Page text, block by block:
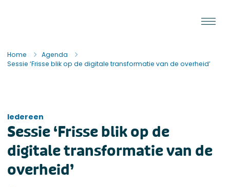
Home
Agenda
Sessie ‘Frisse blik op de digitale transformatie van de overheid’
Iedereen
Sessie ‘Frisse blik op de
digitale transformatie van de
overheid’